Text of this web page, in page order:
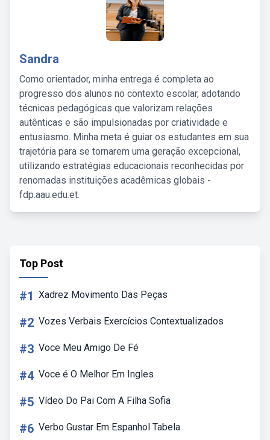
Sandra
Como orientador, minha entrega é completa ao
progresso dos alunos no contexto escolar, adotando
técnicas pedagógicas que valorizam relações
autênticas e são impulsionadas por criatividade e
entusiasmo. Minha meta é guiar os estudantes em sua
trajetória para se tornarem uma geração excepcional,
utilizando estratégias educacionais reconhecidas por
renomadas instituições acadêmicas globais -
fdp.aau.edu.et.
Top Post
#1 Xadrez Movimento Das Peças
#2 Vozes Verbais Exercícios Contextualizados
#3 Voce Meu Amigo De Fé
#4 Voce é O Melhor Em Ingles
#5 Vídeo Do Pai Com A Filha Sofia
#6 Verbo Gustar Em Espanhol Tabela